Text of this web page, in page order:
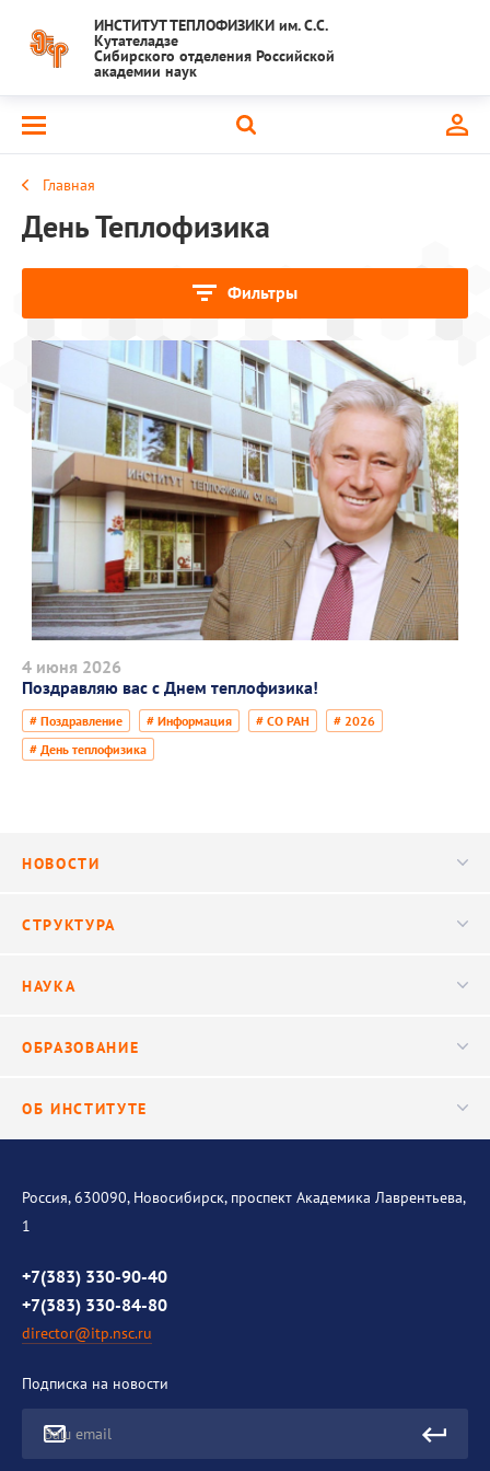
ИНСТИТУТ ТЕПЛОФИЗИКИ им. С.С.
Кутателадзе
Сибирского отделения Российской
академии наук
Главная
День Теплофизика
Фильтры
4 июня 2026
Поздравляю вас с Днем теплофизика!
# Поздравление # Информация # СО РАН
# 2026
# День теплофизика
НОВОСТИ
Видео
СТРУКТУРА
Научные подразделения
НАУКА
Исследования
ОБРАЗОВАНИЕ
ОБ ИНСТИТУТЕ
История института
Контакты
Противодействие коррупции
Россия, 630090, Новосибирск, проспект Академика Лаврентьева,
1
+7(383) 330-90-40
+7(383) 330-84-80
director@itp.nsc.ru
Подписка на новости
Ваш email